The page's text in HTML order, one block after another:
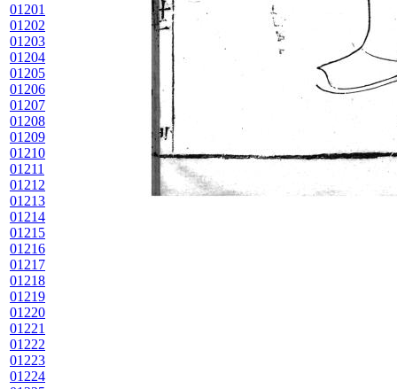
01201
01202
01203
01204
01205
01206
01207
01208
01209
01210
01211
01212
01213
01214
01215
01216
01217
01218
01219
01220
01221
01222
01223
01224